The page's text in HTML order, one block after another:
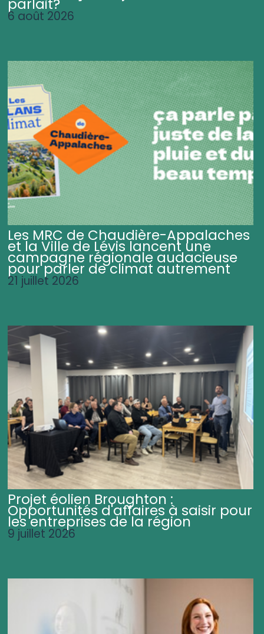
parlait?
6 août 2026
Les MRC de Chaudière-Appalaches
et la Ville de Lévis lancent une
campagne régionale audacieuse
pour parler de climat autrement
21 juillet 2026
Projet éolien Broughton :
Opportunités d'affaires à saisir pour
les entreprises de la région
9 juillet 2026